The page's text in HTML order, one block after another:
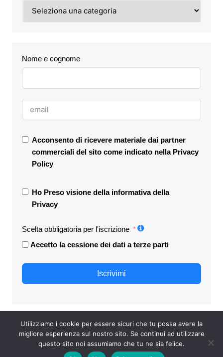
Nome e cognome
Acconsento di ricevere materiale dai partner
commerciali del sito come indicato nella Privacy
Policy
Ho Preso visione della informativa della
Privacy
Scelta obbligatoria per l'iscrizione
Accetto la cessione dei dati a terze parti
Iscrivimi
quantotempocivuole.it © Tutti i diritti riservati
Utilizziamo i cookie per essere sicuri che tu possa avere la
migliore esperienza sul nostro sito. Se continui ad utilizzare
questo sito noi assumiamo che tu ne sia felice.